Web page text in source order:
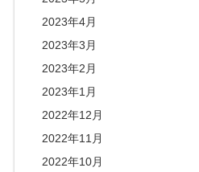
2023年4月
2023年3月
2023年2月
2023年1月
2022年12月
2022年11月
2022年10月